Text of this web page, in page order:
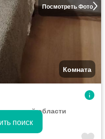
Посмотреть Фото
Комната
области
поиск